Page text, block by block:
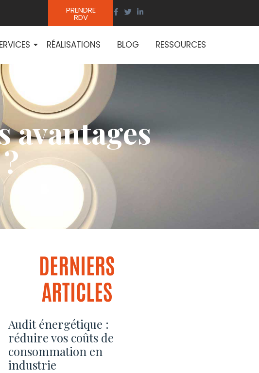
PRENDRE
RDV
RÉALISATIONS BLOG RESSOURCES
avantages
DERNIERS
ARTICLES
Audit énergétique :
réduire vos coûts de
consommation en
industrie